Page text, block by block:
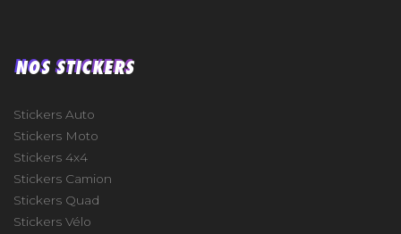
NOS STICKERS
Stickers Auto
Stickers Moto
Stickers 4x4
Stickers Camion
Stickers Quad
Stickers Vélo